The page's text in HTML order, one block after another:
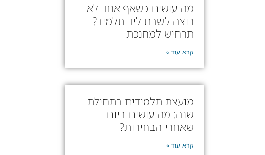
מה עושים כשאף אחד לא
רוצה לשבת ליד תלמיד?
תרחיש למחנכת
קרא עוד »
מועצת תלמידים בתחילת
שנה: מה עושים ביום
שאחרי הבחירות?
קרא עוד »